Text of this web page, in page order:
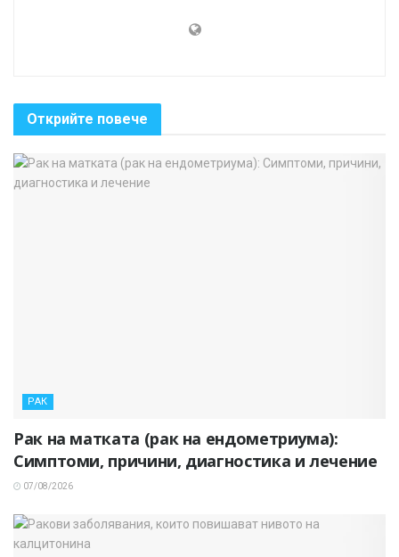
Открийте повече
РАК
Рак на матката (рак на ендометриума):
Симптоми, причини, диагностика и лечение
07/08/2026